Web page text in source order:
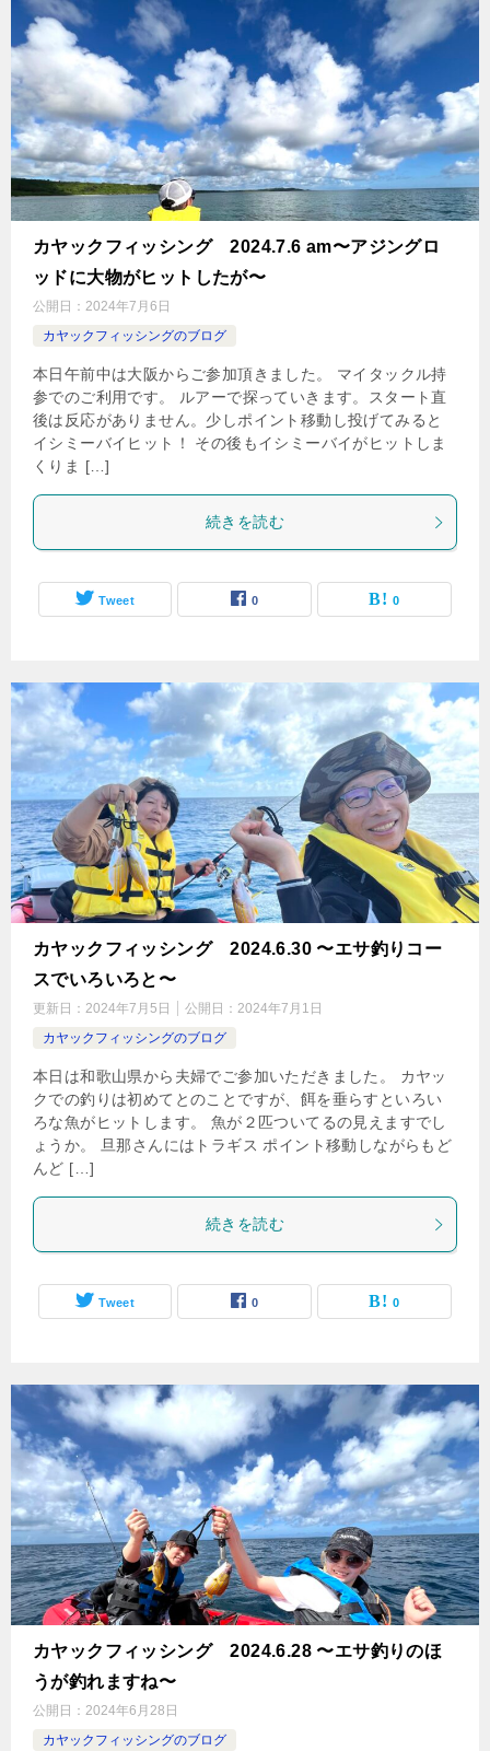
カヤックフィッシング 2024.7.6 am〜アジングロ
ッドに大物がヒットしたが〜
公開日： 2024年7月6日
カヤックフィッシングのブログ
本日午前中は大阪からご参加頂きました。 マイタックル持
参でのご利用です。 ルアーで探っていきます。スタート直
後は反応がありません。少しポイント移動し投げてみると
イシミーバイヒット！ その後もイシミーバイがヒットしま
くりま […]
続きを読む
Tweet 0 0
カヤックフィッシング 2024.6.30 〜エサ釣りコー
スでいろいろと〜
更新日： 2024年7月5日 公開日： 2024年7月1日
カヤックフィッシングのブログ
本日は和歌山県から夫婦でご参加いただきました。 カヤッ
クでの釣りは初めてとのことですが、餌を垂らすといろい
ろな魚がヒットします。 魚が２匹ついてるの見えますでし
ょうか。 旦那さんにはトラギス ポイント移動しながらもど
んど […]
続きを読む
Tweet 0 0
カヤックフィッシング 2024.6.28 〜エサ釣りのほ
うが釣れますね〜
公開日： 2024年6月28日
カヤックフィッシングのブログ